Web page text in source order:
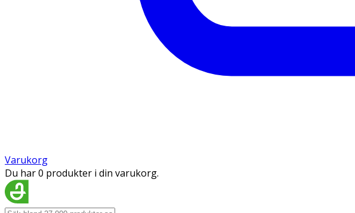
Varukorg
Du har 0 produkter i din varukorg.